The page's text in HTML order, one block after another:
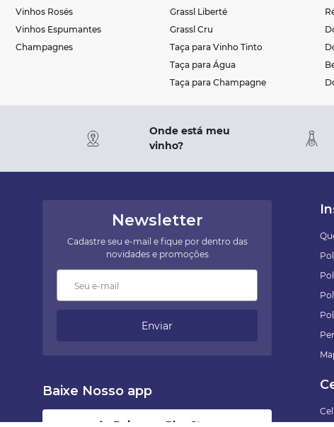
Vinhos Rosés
Vinhos Espumantes
Champagnes
Grassl Liberté
Grassl Cru
Taça para Vinho Tinto
Taça para Água
Taça para Champagne
Onde está meu
vinho?
Newsletter
Cadastre seu e-mail e fique por dentro das
novidades e promoções
Enviar
Baixe Nosso app